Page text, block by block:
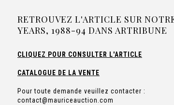
RETROUVEZ L'ARTICLE SUR
YEARS, 1988-94 DANS ARTRIBUNE
CLIQUEZ POUR CONSULTER L'ARTICLE
CATALOGUE DE LA VENTE
Pour toute demande veuillez contacter :
contact@mauriceauction.com